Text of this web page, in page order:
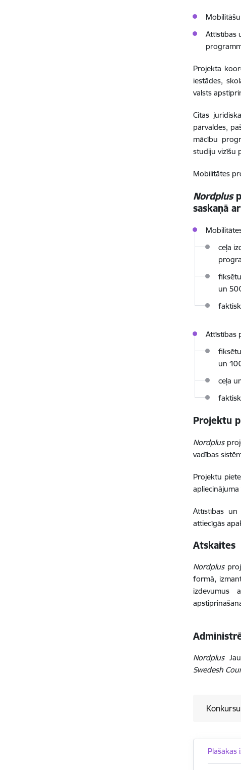
Attīstības
Projekta
iestādes,
valsts
Citas
pārvaldes,
mācību
studiju vizīšu
Mobilitātes
Nordplus
saskaņā
ceļa
un
Attīstības
un
ceļa
Projektu
Nordplus
vadības
Projektu
Attīstības un
attiecīgās
Atskaites
Nordplus
formā,
izdevumus
Nordplus
Swedesh
Plašākas